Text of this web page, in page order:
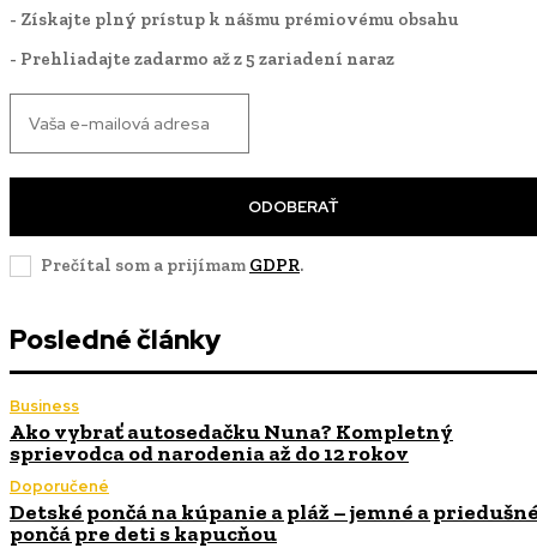
- Získajte plný prístup k nášmu prémiovému obsahu
- Prehliadajte zadarmo až z 5 zariadení naraz
ODOBERAŤ
Prečítal som a prijímam GDPR.
Posledné články
Business
Ako vybrať autosedačku Nuna? Kompletný
sprievodca od narodenia až do 12 rokov
Doporučené
Detské pončá na kúpanie a pláž – jemné a
pončá pre deti s kapucňou